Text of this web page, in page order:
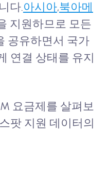
다.아시아,북아메
지원하므로 모든
공유하면서 국가
연결 상태를 유지
요금제를 살펴보
팟 지원 데이터의